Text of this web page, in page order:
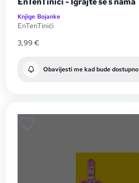
Knjige|Bojanke
EnTenTinići
3,99€
Obavijesti me kad bude dostupno